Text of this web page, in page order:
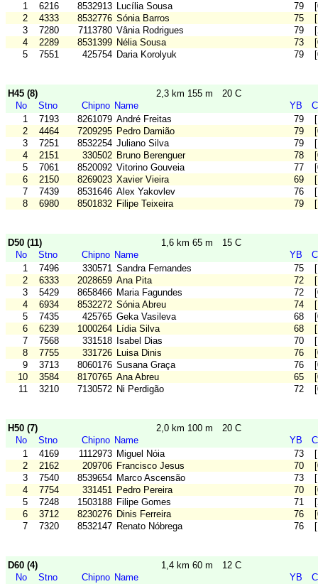
1
6216 8532913 Lucília Sousa 79
2
4333 8532776 Sónia Barros 75
3
7280 7113780 Vânia Rodrigues 79
4
2289 8531399 Nélia Sousa 73
5
7551 425754 Daria Korolyuk 79
H45 (8) 2,3 km 155 m
20 C
No
Stno Chipno Name YB
1
7193 8261079 André Freitas 79
2
4464 7209295 Pedro Damião 79
3
7251 8532254 Juliano Silva 79
4
2151 330502 Bruno Berenguer 78
5
7061 8520092 Vitorino Gouveia 77
6
2150 8269023 Xavier Vieira 69
7
7439 8531646 Alex Yakovlev 76
8
6980 8501832 Filipe Teixeira 79
D50 (11) 1,6 km 65 m
15 C
No
Stno Chipno Name YB
1
7496 330571 Sandra Fernandes 75
2
6333 2028659 Ana Pita 72
3
5429 8658466 Maria Fagundes 72
4
6934 8532272 Sónia Abreu 74
5
7435 425765 Geka Vasileva 68
6
6239 1000264 Lídia Silva 68
7
7568 331518 Isabel Dias 70
8
7755 331726 Luisa Dinis 76
9
3713 8060176 Susana Graça 76
10
3584 8170765 Ana Abreu 65
11
3210 7130572 Ni Perdigão 72
H50 (7) 2,0 km 100 m
20 C
No
Stno Chipno Name YB
1
4169 1112973 Miguel Nóia 73
2
2162 209706 Francisco Jesus 70
3
7540 8539654 Marco Ascensão 73
4
7754 331451 Pedro Pereira 70
5
7248 1503188 Filipe Gomes 71
6
3712 8230276 Dinis Ferreira 76
7
7320 8532147 Renato Nóbrega 76
D60 (4) 1,4 km 60 m
12 C
No
Stno Chipno Name YB